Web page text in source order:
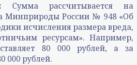
Сумма рассчитывается на
Минприроды России № 948 «Об
исчисления размера вреда,
ресурсам». Например,
80 000 рублей, а за
000 рублей.